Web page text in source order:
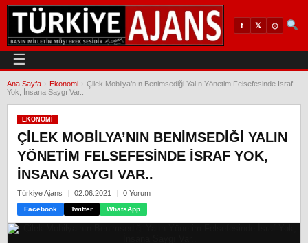
f 𝕏 ◎
☰
Ana Sayfa Ekonomi
Çilek Mobilya’nın Benimsediği Yalın Yönetim Felsefesinde İsraf
Yok, İnsana Saygı Var..
EKONOMI
ÇILEK MOBILYA’NIN BENIMSEDIĞI YALIN
YÖNETIM FELSEFESINDE İSRAF YOK,
İNSANA SAYGI VAR..
Türkiye Ajans 02.06.2021 0 Yorum
Facebook Twitter WhatsApp